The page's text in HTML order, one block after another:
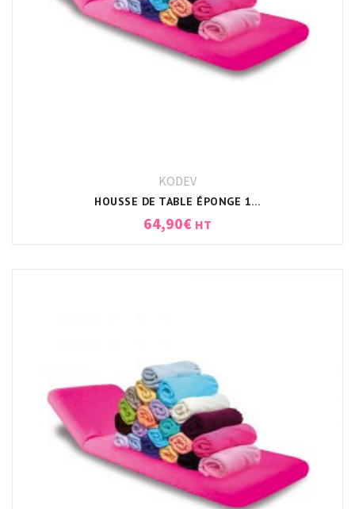
KODEV
HOUSSE DE TABLE ÉPONGE 198X71X11CM BLANC
64,90€ HT